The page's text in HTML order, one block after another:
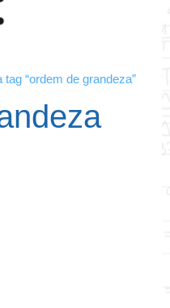
“ordem de grandeza”